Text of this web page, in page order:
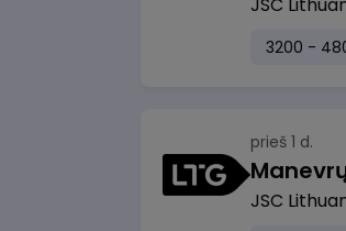
3200 -
prieš 1 d.
JSC